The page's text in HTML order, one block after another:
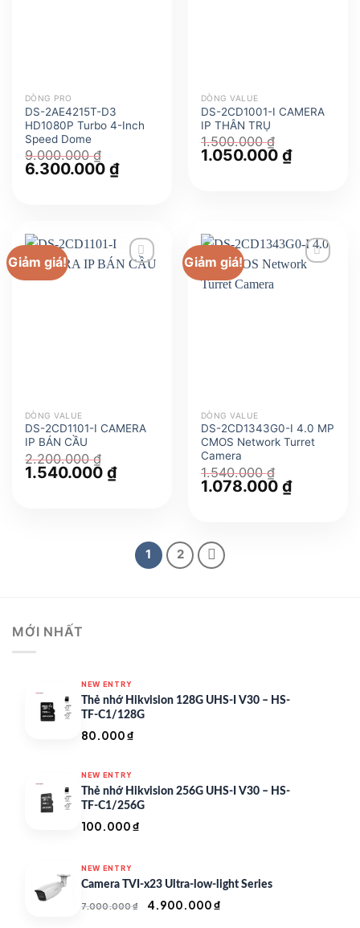
DÒNG PRO
DS-2AE4215T-D3
HD1080P Turbo 4-Inch
Speed Dome
9.000.000₫
Giá
gốc
6.300.000 ₫Giá
hiện
DÒNG VALUE
DS-2CD1001-I CAMERA
IP THÂN TRỤ
1.500.000₫
Giá
gốc
1.050.000 ₫Giá
hiện
Giảm giá!
DÒNG VALUE
DS-2CD1101-I CAMERA
IP BÁN CẦU
2.200.000₫
Giá
gốc
1.540.000 ₫Giá
hiện
Giảm giá!
DÒNG VALUE
DS-2CD1343G0-I 4.0 MP
CMOS Network Turret
Camera
1.540.000₫
Giá
gốc
1.078.000 ₫Giá
hiện
1 2
MỚI NHẤT
NEW ENTRY
Thẻ nhớ Hikvision 128G UHS-I V30 – HS-
TF-C1/128G
80.000₫
NEW ENTRY
Thẻ nhớ Hikvision 256G UHS-I V30 – HS-
TF-C1/256G
100.000₫
NEW ENTRY
Camera TVI-x23 Ultra-low-light Series
7.000.000₫
Giá
4.900.000₫